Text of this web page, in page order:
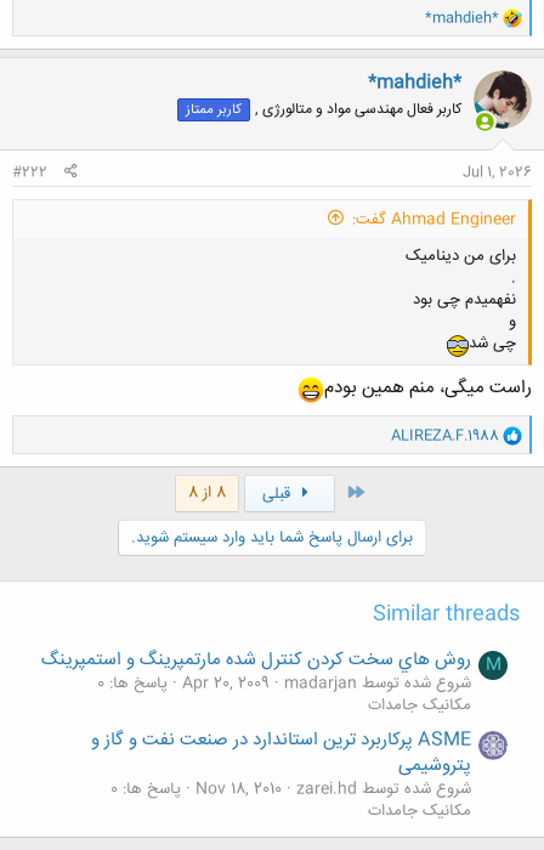
و
ا
ک
ن
ش
ه
ا
*mahdieh*
*mahdieh*
کاربر فعال مهندسی مواد و متالورژی , کاربر ممتاز
Jul 1, 2026
#222
Ahmad Engineer گفت:
برای من دینامیک
.
نفهمیدم چی بود
و
چی شد
راست میگی، منم همین بودم
و
ا
ک
ALIREZA.F.1988
اول قبلی
8 از 8
برای ارسال پاسخ شما باید وارد سیستم شوید.
Similar threads
M روش هاي سخت كردن كنترل شده مارتمپرينگ و استمپرينگ
شروع شده توسط madarjan Apr 20, 2009 پاسخ ها: 0
مکانیک جامدات
ASME پرکاربرد ترین استاندارد در صنعت نفت و گاز و
پتروشیمی
شروع شده توسط zarei.hd Nov 18, 2010
پاسخ ها: 0
مکانیک جامدات